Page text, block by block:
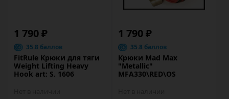
1 790 ₽
35.8 баллов
FitRule Крюки для тяги
Weight Lifting Heavy
Hook art: S. 1606
1 790 ₽
35.8 баллов
Крюки Mad Max
"Metallic"
MFA330\RED\OS